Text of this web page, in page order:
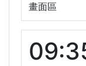
畫面區